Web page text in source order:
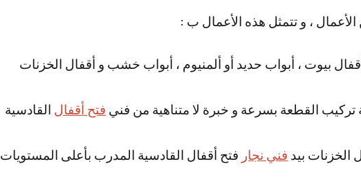
، و تتمثل هذه الأعمال ب :
بيوت ، أبواب حديد أو ألمنيوم ، أبواب خشب و أقفال الخزنات
القطعة بسرعة و خبرة لا متناهية من فني فتح أقفال القادسية
الخزنات بيد فني نجار فتح أقفال القادسية المدرب بأعلى المستويات